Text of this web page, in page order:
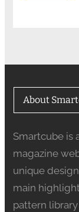
About
Smartcube is
magazine
unique
main
pattern